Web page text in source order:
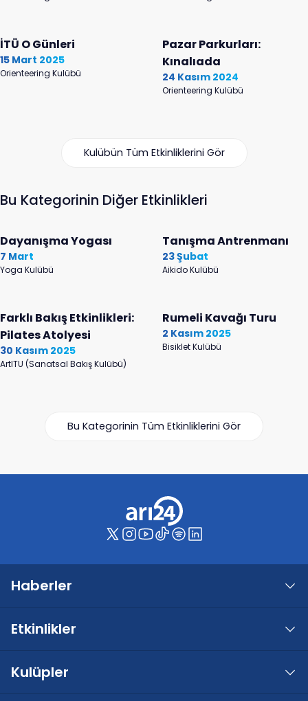
İTÜ O Günleri
15 Mart 2025
Orienteering Kulübü
Pazar Parkurları:
Kınalıada
24 Kasım 2024
Orienteering Kulübü
Kulübün Tüm Etkinliklerini Gör
Bu Kategorinin Diğer Etkinlikleri
Dayanışma Yogası
7 Mart
Yoga Kulübü
Tanışma Antrenmanı
23 Şubat
Aikido Kulübü
Farklı Bakış Etkinlikleri:
Pilates Atolyesi
30 Kasım 2025
ArtITU (Sanatsal Bakış Kulübü)
Rumeli Kavağı Turu
2 Kasım 2025
Bisiklet Kulübü
Bu Kategorinin Tüm Etkinliklerini Gör
Haberler
Etkinlikler
Kulüpler